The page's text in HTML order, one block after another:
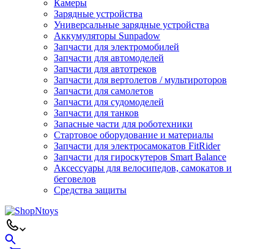
Камеры
Зарядные устройства
Универсальные зарядные устройства
Аккумуляторы Sunpadow
Запчасти для электромобилей
Запчасти для автомоделей
Запчасти для автотреков
Запчасти для вертолетов / мультироторов
Запчасти для самолетов
Запчасти для судомоделей
Запчасти для танков
Запасные части для роботехники
Стартовое оборудование и материалы
Запчасти для электросамокатов FitRider
Запчасти для гироскутеров Smart Balance
Аксессуары для велосипедов, самокатов и
беговелов
Средства защиты